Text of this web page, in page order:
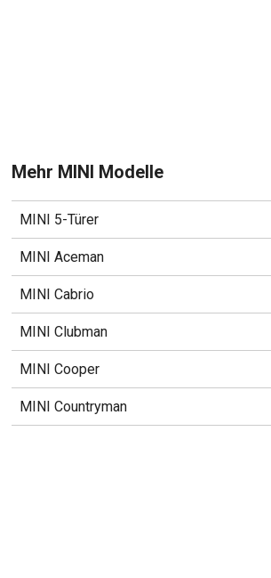
Mehr MINI Modelle
MINI 5-Türer
MINI Aceman
MINI Cabrio
MINI Clubman
MINI Cooper
MINI Countryman